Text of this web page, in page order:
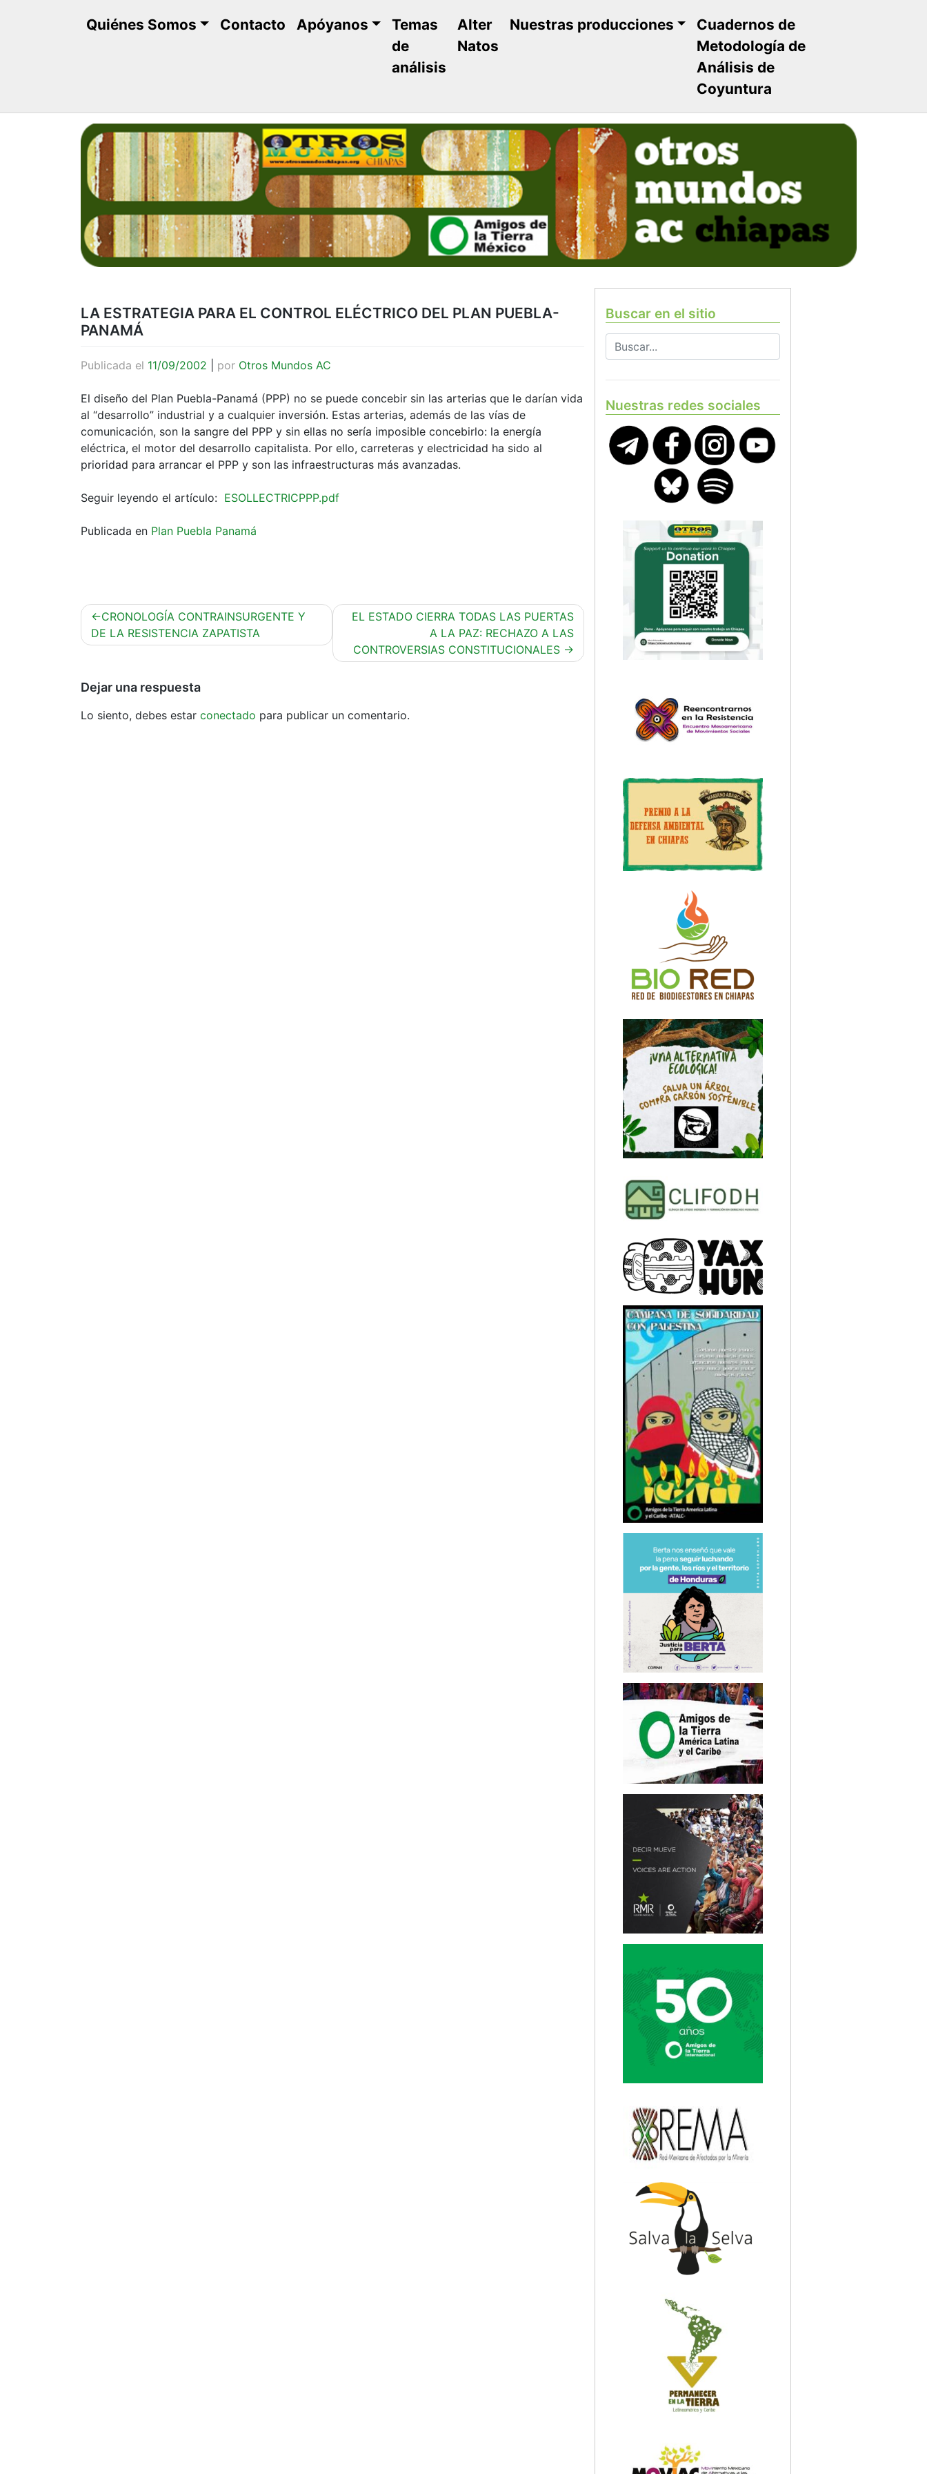
Quiénes Somos Contacto Apóyanos
Temas
de
análisis
Alter
Natos
Nuestras producciones
Cuadernos de
Metodología de
Análisis de
Coyuntura
LA ESTRATEGIA PARA EL CONTROL ELÉCTRICO DEL PLAN PUEBLA-
PANAMÁ
Publicada el 11/09/2002 por Otros Mundos AC
El diseño del Plan Puebla-Panamá (PPP) no se puede concebir sin las arterias que le darían vida
al “desarrollo” industrial y a cualquier inversión. Estas arterias, además de las vías de
comunicación, son la sangre del PPP y sin ellas no sería imposible concebirlo: la energía
eléctrica, el motor del desarrollo capitalista. Por ello, carreteras y electricidad ha sido al
prioridad para arrancar el PPP y son las infraestructuras más avanzadas.
Seguir leyendo el artículo: ESOLLECTRICPPP.pdf
Publicada en Plan Puebla Panamá
Navegación
de
CRONOLOGÍA CONTRAINSURGENTE Y
DE LA RESISTENCIA ZAPATISTA
EL ESTADO CIERRA TODAS LAS PUERTAS
A LA PAZ: RECHAZO A LAS
CONTROVERSIAS CONSTITUCIONALES
Dejar una respuesta
Lo siento, debes estar conectado para publicar un comentario.
Buscar en el sitio
Nuestras redes sociales